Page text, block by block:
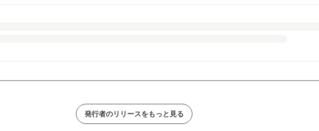
発行者のリリースをもっと見る